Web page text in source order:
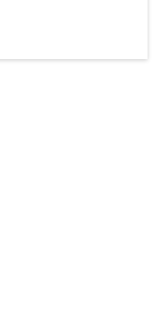
aber integrativer